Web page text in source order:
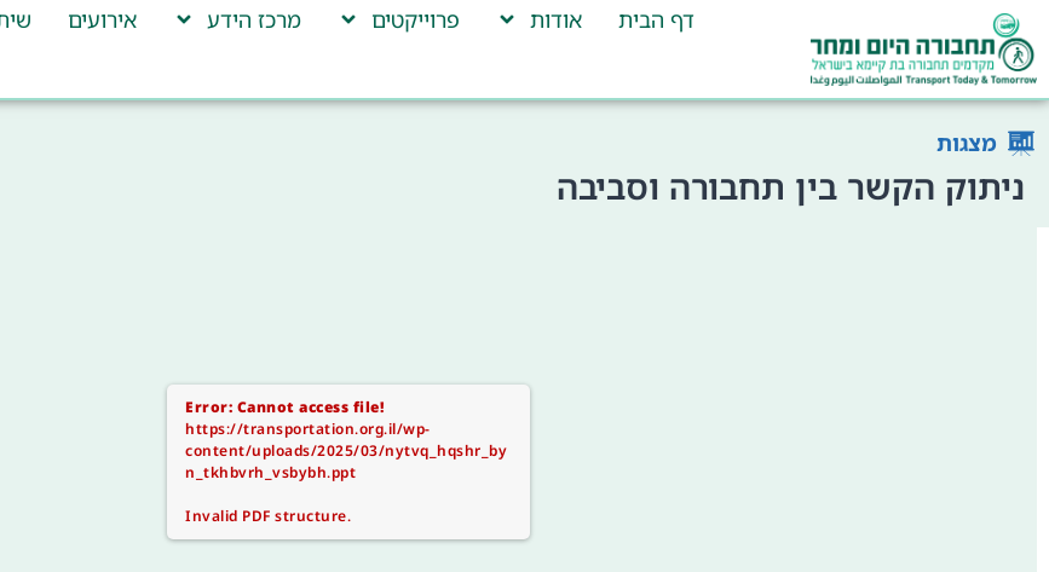
דף הבית אודות פרוייקטים מרכז הידע אירועים
מצגות
ניתוק הקשר בין תחבורה וסביבה
Error: Cannot access file!
https://transportation.org.il/wp-
content/uploads/2025/03/nytvq_hqshr_by
n_tkhbvrh_vsbybh.ppt
Invalid PDF structure.